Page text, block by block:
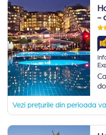
-
Vezi prețurile din perioada